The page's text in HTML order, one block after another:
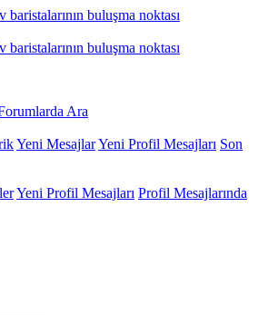
Ara
Yeni MesajlarYeni Profil Mesajları Son
Yeni Profil Mesajları Profil Mesajlarında